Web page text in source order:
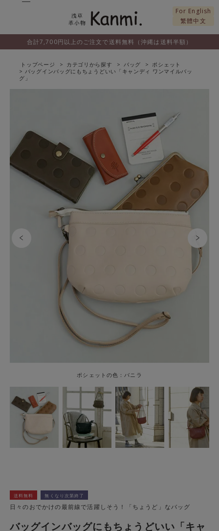
For English
繁體中文
合計7,700円以上のご注文で送料無料（沖縄は送料半額）
トップページ カテゴリから探す バッグ
ポシェット
バッグインバッグにもちょうどいい「キャンディ ワンマイルバッ
グ」
ポシェットの色：バニラ
送料無料 無くなり次第終了
日々のおでかけの最前線で活躍しそう！「ちょうど」なバッグ
バッグインバッグにもちょうどいい「キャ